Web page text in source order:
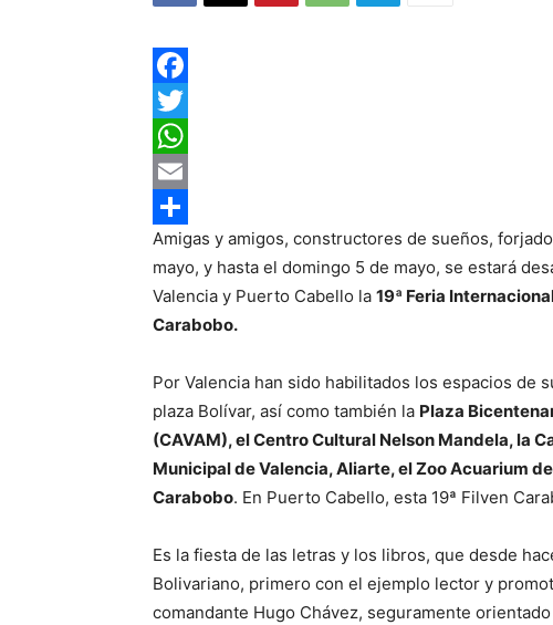
Facebook
Twitter
WhatsApp
Email
Compartir
Amigas y amigos, constructores de sueños,
mayo, y hasta el domingo 5 de mayo, se estará
Valencia y Puerto Cabello la 19ª Feria
Carabobo.
Por Valencia han sido habilitados los espacios de
plaza Bolívar, así como también la Plaza
(CAVAM), el Centro Cultural Nelson Mandela, la
Municipal de Valencia, Aliarte, el Zoo Acuarium
Carabobo. En Puerto Cabello, esta 19ª Filven
Es la fiesta de las letras y los libros, que desde
Bolivariano, primero con el ejemplo lector y
comandante Hugo Chávez, seguramente